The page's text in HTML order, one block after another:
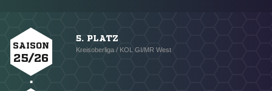
SAISON
25/26
5. PLATZ
Kreisoberliga / KOL GI/MR West